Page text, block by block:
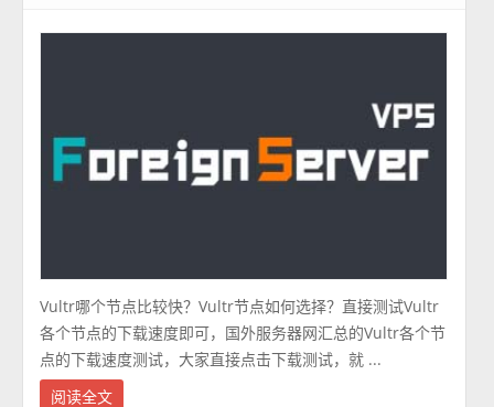
Vultr哪个节点比较快？Vultr节点如何选择？直接测试Vultr
各个节点的下载速度即可，国外服务器网汇总的Vultr各个节
点的下载速度测试，大家直接点击下载测试，就 ...
阅读全文